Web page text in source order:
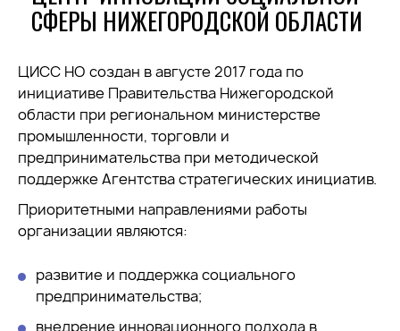
СФЕРЫ НИЖЕГОРОДСКОЙ ОБЛАСТИ
ЦИСС НО создан в августе 2017 года по
инициативе Правительства Нижегородской
области при региональном министерстве
промышленности, торговли и
предпринимательства при методической
поддержке Агентства стратегических инициатив.
Приоритетными направлениями работы
организации являются:
развитие и поддержка социального
предпринимательства;
внедрение инновационного подхода в